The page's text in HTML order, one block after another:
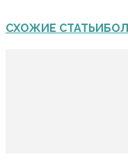
СХОЖИЕ СТАТЬИ